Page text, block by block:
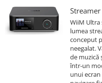
WiiM
lumea
conceput
neegalat.
de muzică
într-un
unui